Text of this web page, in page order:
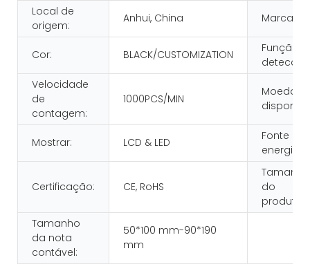
Local de
origem:
Anhui, China Marca:
Cor: BLACK/CUSTOMIZATION
Função
Velocidade
de
contagem:
1000PCS/MIN
Moeda
Mostrar: LCD & LED
Fonte de
energia:
Certificação: CE, RoHS
Tamanho
do
produto:
Tamanho
da nota
contável:
50*100 mm-90*190
mm